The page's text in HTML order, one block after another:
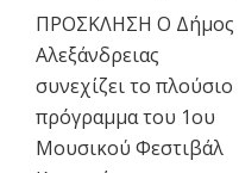
ΠΡΟΣΚΛΗΣΗ Ο Δήμος
Αλεξάνδρειας
συνεχίζει το πλούσιο
πρόγραμμα του 1ου
Μουσικού Φεστιβάλ